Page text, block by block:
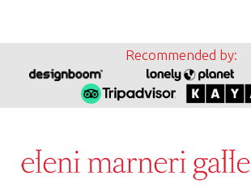
Recommended by: